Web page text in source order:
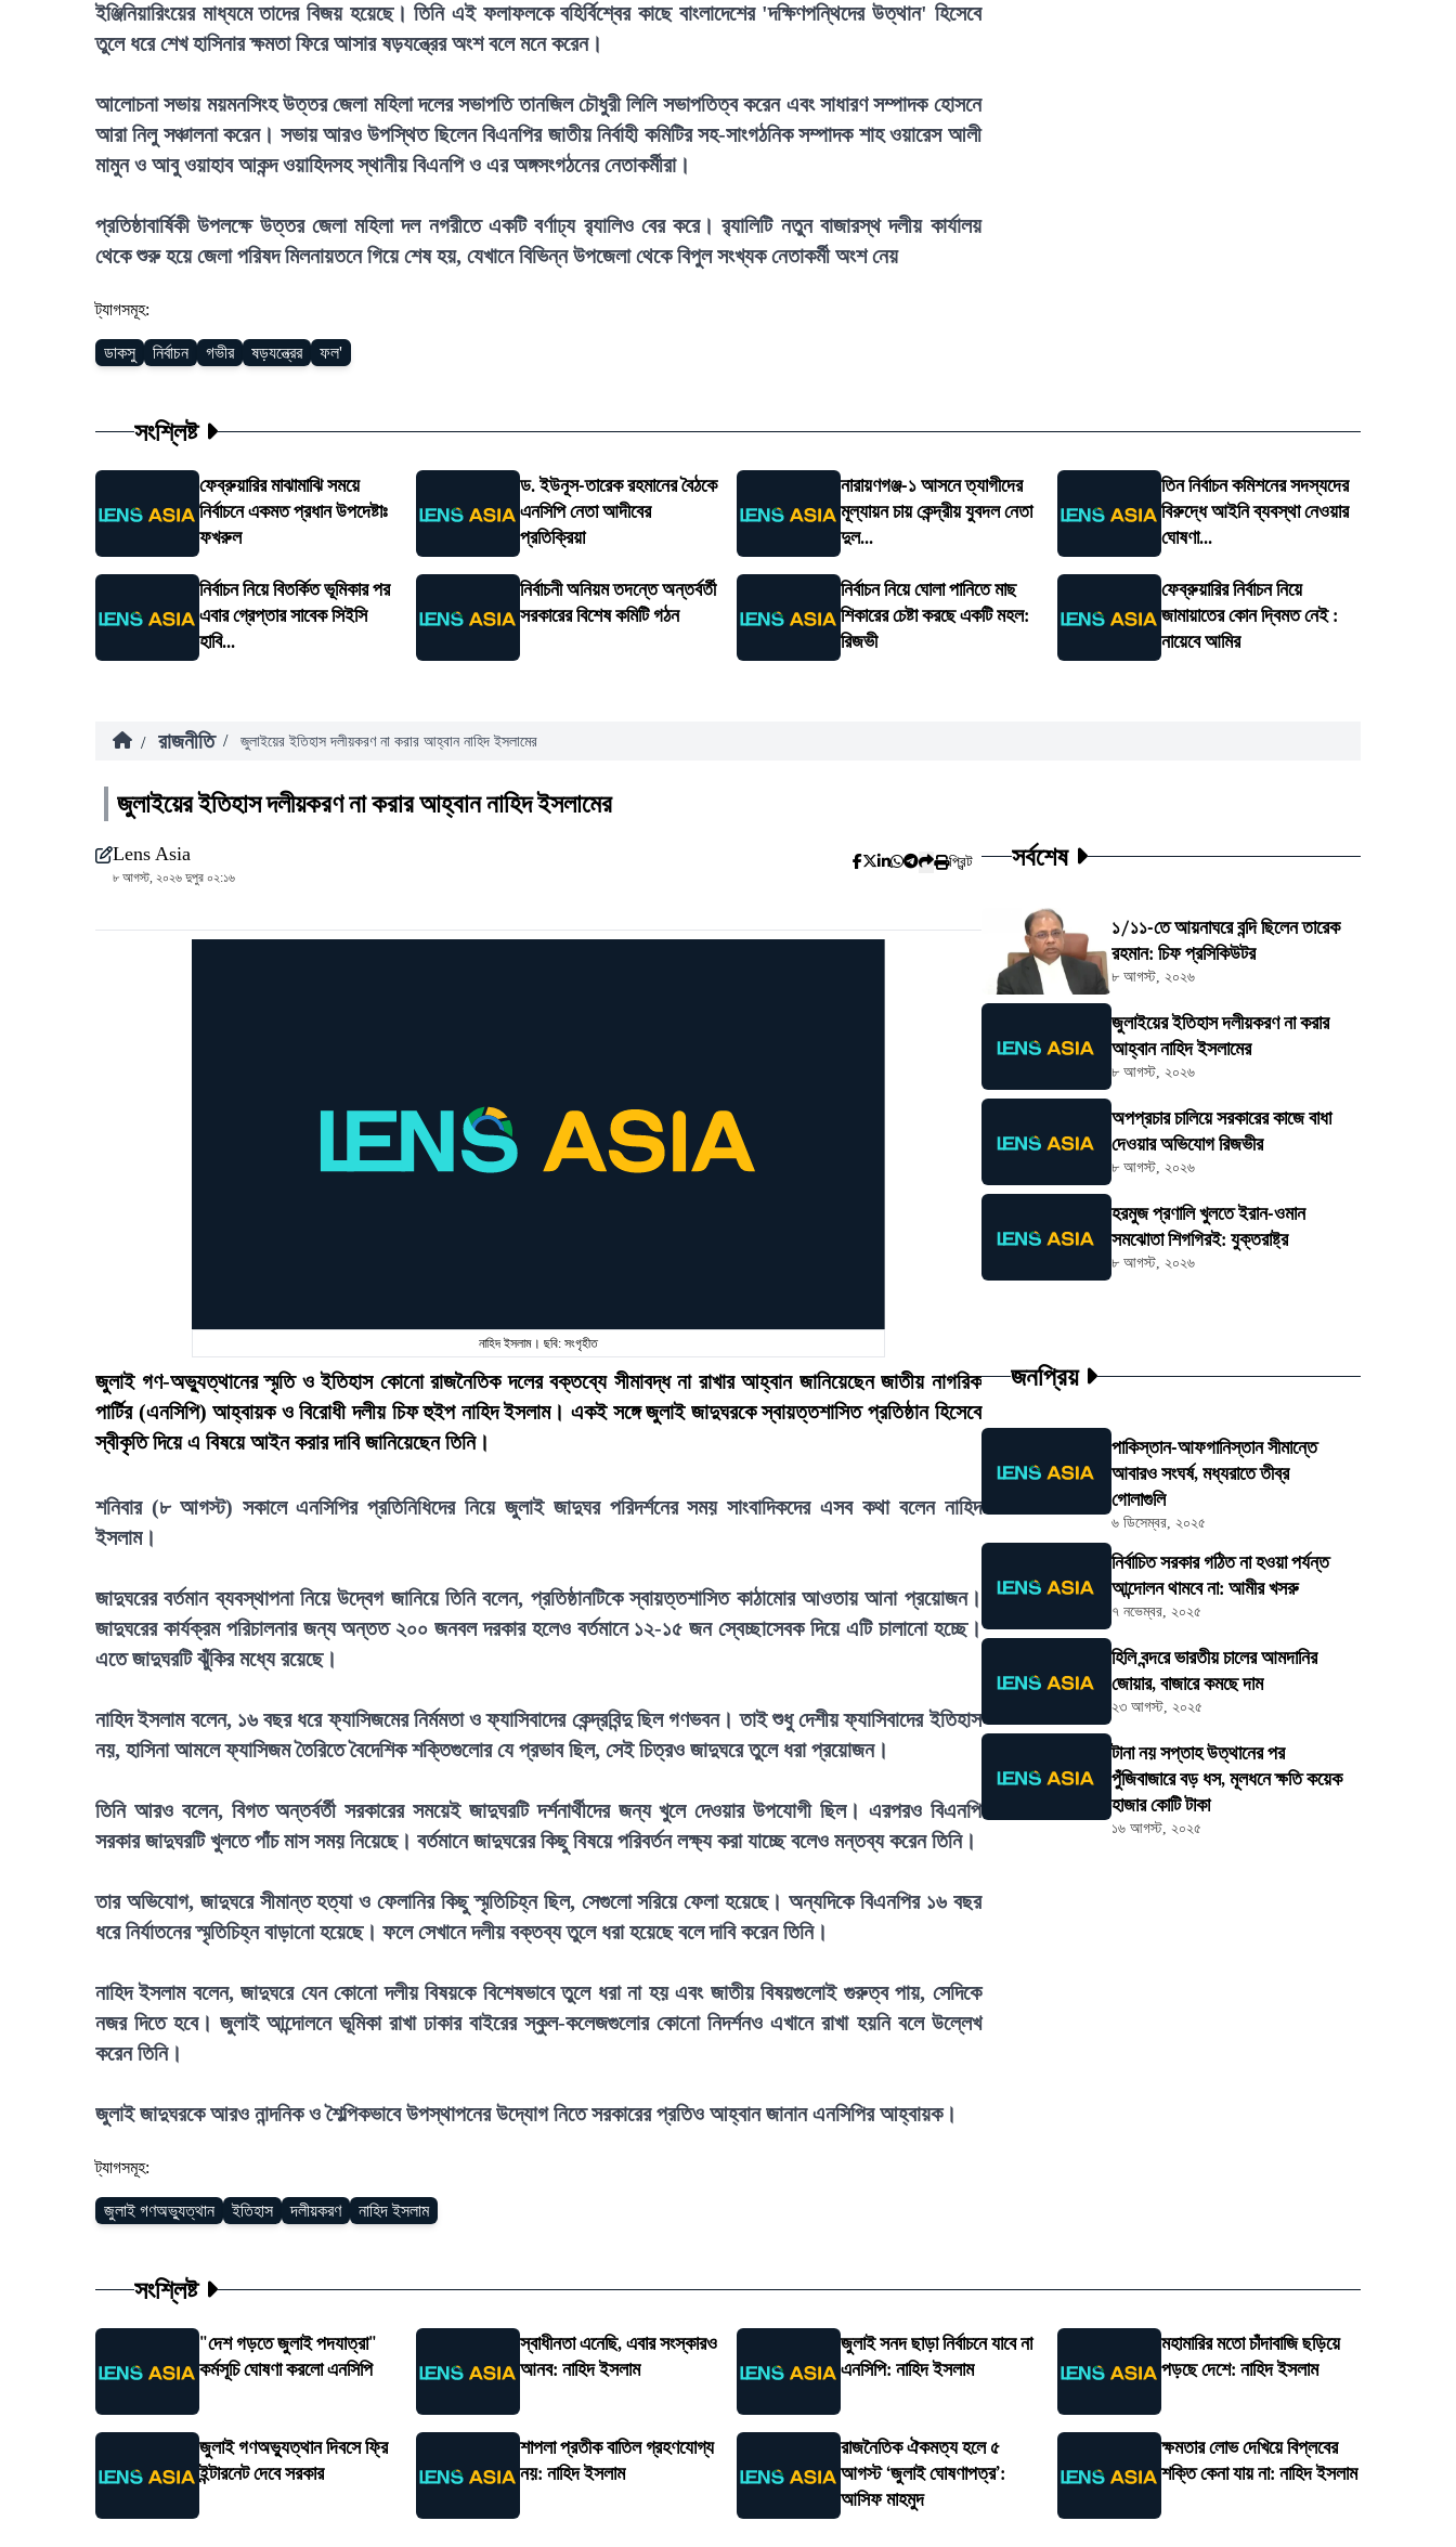
ইঞ্জিনিয়ারিংয়ের মাধ্যমে তাদের বিজয় হয়েছে। তিনি এই ফলাফলকে বহির্বিশ্বের কাছে বাংলাদেশের 'দক্ষিণপন্থিদের উত্থান' হিসেবে
তুলে ধরে শেখ হাসিনার ক্ষমতা ফিরে আসার ষড়যন্ত্রের অংশ বলে মনে করেন।
আলোচনা সভায় ময়মনসিংহ উত্তর জেলা মহিলা দলের সভাপতি তানজিল চৌধুরী লিলি সভাপতিত্ব করেন এবং সাধারণ সম্পাদক হোসনে
আরা নিলু সঞ্চালনা করেন। সভায় আরও উপস্থিত ছিলেন বিএনপির জাতীয় নির্বাহী কমিটির সহ-সাংগঠনিক সম্পাদক শাহ ওয়ারেস আলী
মামুন ও আবু ওয়াহাব আকন্দ ওয়াহিদসহ স্থানীয় বিএনপি ও এর অঙ্গসংগঠনের নেতাকর্মীরা।
প্রতিষ্ঠাবার্ষিকী উপলক্ষে উত্তর জেলা মহিলা দল নগরীতে একটি বর্ণাঢ্য র‍্যালিও বের করে। র‍্যালিটি নতুন বাজারস্থ দলীয় কার্যালয়
থেকে শুরু হয়ে জেলা পরিষদ মিলনায়তনে গিয়ে শেষ হয়, যেখানে বিভিন্ন উপজেলা থেকে বিপুল সংখ্যক নেতাকর্মী অংশ নেয়
ট্যাগসমূহ:
ডাকসু নির্বাচন গভীর ষড়যন্ত্রের ফল'
সংশ্লিষ্ট
ফেব্রুয়ারির মাঝামাঝি সময়ে
নির্বাচনে একমত প্রধান উপদেষ্টাঃ
ফখরুল
ড. ইউনূস-তারেক রহমানের বৈঠকে
এনসিপি নেতা আদীবের
প্রতিক্রিয়া
নারায়ণগঞ্জ-১ আসনে ত্যাগীদের
মূল্যায়ন চায় কেন্দ্রীয় যুবদল নেতা
দুল...
তিন নির্বাচন কমিশনের সদস্যদের
বিরুদ্ধে আইনি ব্যবস্থা নেওয়ার
ঘোষণা...
নির্বাচন নিয়ে বিতর্কিত ভূমিকার পর
এবার গ্রেপ্তার সাবেক সিইসি
হাবি...
নির্বাচনী অনিয়ম তদন্তে অন্তর্বর্তী
সরকারের বিশেষ কমিটি গঠন
নির্বাচন নিয়ে ঘোলা পানিতে মাছ
শিকারের চেষ্টা করছে একটি মহল:
রিজভী
ফেব্রুয়ারির নির্বাচন নিয়ে
জামায়াতের কোন দ্বিমত নেই :
নায়েবে আমির
/ রাজনীতি / জুলাইয়ের ইতিহাস দলীয়করণ না করার আহ্বান নাহিদ ইসলামের
জুলাইয়ের ইতিহাস দলীয়করণ না করার আহ্বান নাহিদ ইসলামের
Lens Asia
৮ আগস্ট, ২০২৬ দুপুর ০২:১৬
প্রিন্ট
নাহিদ ইসলাম। ছবি: সংগৃহীত
জুলাই গণ-অভ্যুত্থানের স্মৃতি ও ইতিহাস কোনো রাজনৈতিক দলের বক্তব্যে সীমাবদ্ধ না রাখার আহ্বান জানিয়েছেন জাতীয় নাগরিক
পার্টির (এনসিপি) আহ্বায়ক ও বিরোধী দলীয় চিফ হুইপ নাহিদ ইসলাম। একই সঙ্গে জুলাই জাদুঘরকে স্বায়ত্তশাসিত প্রতিষ্ঠান হিসেবে
স্বীকৃতি দিয়ে এ বিষয়ে আইন করার দাবি জানিয়েছেন তিনি।
শনিবার (৮ আগস্ট) সকালে এনসিপির প্রতিনিধিদের নিয়ে জুলাই জাদুঘর পরিদর্শনের সময় সাংবাদিকদের এসব কথা বলেন নাহিদ
ইসলাম।
জাদুঘরের বর্তমান ব্যবস্থাপনা নিয়ে উদ্বেগ জানিয়ে তিনি বলেন, প্রতিষ্ঠানটিকে স্বায়ত্তশাসিত কাঠামোর আওতায় আনা প্রয়োজন।
জাদুঘরের কার্যক্রম পরিচালনার জন্য অন্তত ২০০ জনবল দরকার হলেও বর্তমানে ১২-১৫ জন স্বেচ্ছাসেবক দিয়ে এটি চালানো হচ্ছে।
এতে জাদুঘরটি ঝুঁকির মধ্যে রয়েছে।
নাহিদ ইসলাম বলেন, ১৬ বছর ধরে ফ্যাসিজমের নির্মমতা ও ফ্যাসিবাদের কেন্দ্রবিন্দু ছিল গণভবন। তাই শুধু দেশীয় ফ্যাসিবাদের ইতিহাস
নয়, হাসিনা আমলে ফ্যাসিজম তৈরিতে বৈদেশিক শক্তিগুলোর যে প্রভাব ছিল, সেই চিত্রও জাদুঘরে তুলে ধরা প্রয়োজন।
তিনি আরও বলেন, বিগত অন্তর্বর্তী সরকারের সময়েই জাদুঘরটি দর্শনার্থীদের জন্য খুলে দেওয়ার উপযোগী ছিল। এরপরও বিএনপি
সরকার জাদুঘরটি খুলতে পাঁচ মাস সময় নিয়েছে। বর্তমানে জাদুঘরের কিছু বিষয়ে পরিবর্তন লক্ষ্য করা যাচ্ছে বলেও মন্তব্য করেন তিনি।
তার অভিযোগ, জাদুঘরে সীমান্ত হত্যা ও ফেলানির কিছু স্মৃতিচিহ্ন ছিল, সেগুলো সরিয়ে ফেলা হয়েছে। অন্যদিকে বিএনপির ১৬ বছর
ধরে নির্যাতনের স্মৃতিচিহ্ন বাড়ানো হয়েছে। ফলে সেখানে দলীয় বক্তব্য তুলে ধরা হয়েছে বলে দাবি করেন তিনি।
নাহিদ ইসলাম বলেন, জাদুঘরে যেন কোনো দলীয় বিষয়কে বিশেষভাবে তুলে ধরা না হয় এবং জাতীয় বিষয়গুলোই গুরুত্ব পায়, সেদিকে
নজর দিতে হবে। জুলাই আন্দোলনে ভূমিকা রাখা ঢাকার বাইরের স্কুল-কলেজগুলোর কোনো নিদর্শনও এখানে রাখা হয়নি বলে উল্লেখ
করেন তিনি।
জুলাই জাদুঘরকে আরও নান্দনিক ও শৈল্পিকভাবে উপস্থাপনের উদ্যোগ নিতে সরকারের প্রতিও আহ্বান জানান এনসিপির আহ্বায়ক।
ট্যাগসমূহ:
জুলাই গণঅভ্যুত্থান ইতিহাস দলীয়করণ নাহিদ ইসলাম
সর্বশেষ
১/১১-তে আয়নাঘরে বন্দি ছিলেন তারেক
রহমান: চিফ প্রসিকিউটর
৮ আগস্ট, ২০২৬
জুলাইয়ের ইতিহাস দলীয়করণ না করার
আহ্বান নাহিদ ইসলামের
৮ আগস্ট, ২০২৬
অপপ্রচার চালিয়ে সরকারের কাজে বাধা
দেওয়ার অভিযোগ রিজভীর
৮ আগস্ট, ২০২৬
হরমুজ প্রণালি খুলতে ইরান-ওমান
সমঝোতা শিগগিরই: যুক্তরাষ্ট্র
৮ আগস্ট, ২০২৬
জনপ্রিয়
পাকিস্তান-আফগানিস্তান সীমান্তে
আবারও সংঘর্ষ, মধ্যরাতে তীব্র
গোলাগুলি
৬ ডিসেম্বর, ২০২৫
নির্বাচিত সরকার গঠিত না হওয়া পর্যন্ত
আন্দোলন থামবে না: আমীর খসরু
৭ নভেম্বর, ২০২৫
হিলি বন্দরে ভারতীয় চালের আমদানির
জোয়ার, বাজারে কমছে দাম
২৩ আগস্ট, ২০২৫
টানা নয় সপ্তাহ উত্থানের পর
পুঁজিবাজারে বড় ধস, মূলধনে ক্ষতি কয়েক
হাজার কোটি টাকা
১৬ আগস্ট, ২০২৫
সংশ্লিষ্ট
"দেশ গড়তে জুলাই পদযাত্রা"
কর্মসূচি ঘোষণা করলো এনসিপি
স্বাধীনতা এনেছি, এবার সংস্কারও
আনব: নাহিদ ইসলাম
জুলাই সনদ ছাড়া নির্বাচনে যাবে না
এনসিপি: নাহিদ ইসলাম
মহামারির মতো চাঁদাবাজি ছড়িয়ে
পড়ছে দেশে: নাহিদ ইসলাম
জুলাই গণঅভ্যুত্থান দিবসে ফ্রি
ইন্টারনেট দেবে সরকার
শাপলা প্রতীক বাতিল গ্রহণযোগ্য
নয়: নাহিদ ইসলাম
রাজনৈতিক ঐকমত্য হলে ৫
আগস্ট ‘জুলাই ঘোষণাপত্র’:
আসিফ মাহমুদ
ক্ষমতার লোভ দেখিয়ে বিপ্লবের
শক্তি কেনা যায় না: নাহিদ ইসলাম